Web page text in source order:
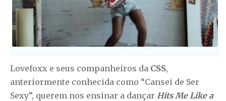
Lovefoxx e seus companheiros da CSS,
anteriormente conhecida como “Cansei de Ser
Sexy”, querem nos ensinar a dançar Hits Me Like a